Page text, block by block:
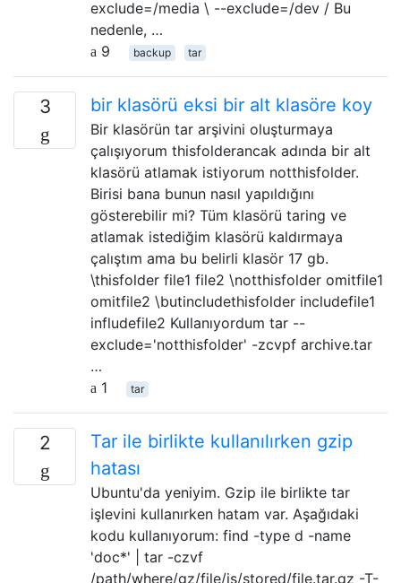
exclude=/media \ --exclude=/dev / Bu
nedenle, …
9
backup tar
3 bir klasörü eksi bir alt klasöre koy
Bir klasörün tar arşivini oluşturmaya
çalışıyorum thisfolderancak adında bir alt
klasörü atlamak istiyorum notthisfolder.
Birisi bana bunun nasıl yapıldığını
gösterebilir mi? Tüm klasörü taring ve
atlamak istediğim klasörü kaldırmaya
çalıştım ama bu belirli klasör 17 gb.
\thisfolder file1 file2 \notthisfolder omitfile1
omitfile2 \butincludethisfolder includefile1
infludefile2 Kullanıyordum tar --
exclude='notthisfolder' -zcvpf archive.tar
…
1
tar
2
Tar ile birlikte kullanılırken gzip
hatası
Ubuntu'da yeniyim. Gzip ile birlikte tar
işlevini kullanırken hatam var. Aşağıdaki
kodu kullanıyorum: find -type d -name
'doc*' | tar -czvf
/path/where/gz/file/is/stored/file.tar.gz -T-